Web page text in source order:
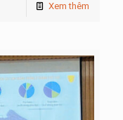
Xem thêm